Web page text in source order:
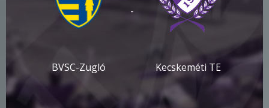
BVSC-Zugló
-
Kecskeméti TE